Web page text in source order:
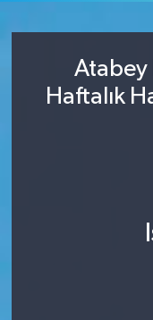
Atabey
Haftalık
Siyaset
Süper Lig
Son Dakika